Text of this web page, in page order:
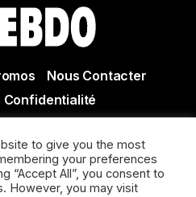
Nous Contacter
Confidentialité
lot et Garonne - Actualité
sur Lot
to give you the most
your preferences
“Accept All”, you consent to
However, you may visit